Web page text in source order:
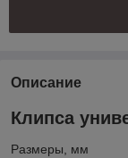
Описание
Клипса
Размеры, мм